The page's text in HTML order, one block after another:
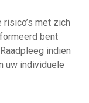
met zich
bent
indien
uw individuele